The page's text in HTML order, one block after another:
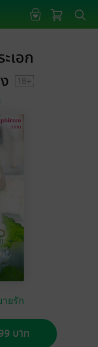
เอก
ายรัก
บาท